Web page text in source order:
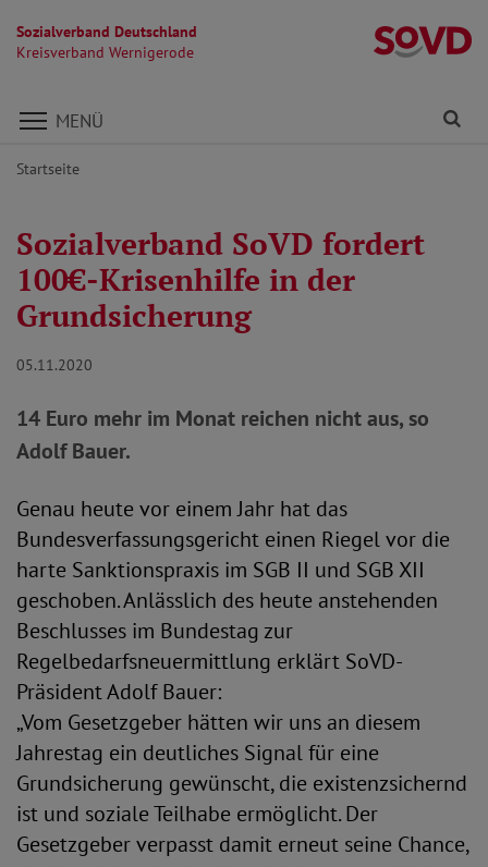
Sozialverband Deutschland
Kreisverband Wernigerode
Direkt zu den Inhalten springen
MENÜ
Startseite
Sozialverband SoVD fordert
100€-Krisenhilfe in der
Grundsicherung
05.11.2020
14 Euro mehr im Monat reichen nicht aus, so
Adolf Bauer.
Genau heute vor einem Jahr hat das
Bundesverfassungsgericht einen Riegel vor die
harte Sanktionspraxis im SGB II und SGB XII
geschoben. Anlässlich des heute anstehenden
Beschlusses im Bundestag zur
Regelbedarfsneuermittlung erklärt SoVD-
Präsident Adolf Bauer:
„Vom Gesetzgeber hätten wir uns an diesem
Jahrestag ein deutliches Signal für eine
Grundsicherung gewünscht, die existenzsichernd
ist und soziale Teilhabe ermöglicht. Der
Gesetzgeber verpasst damit erneut seine Chance,